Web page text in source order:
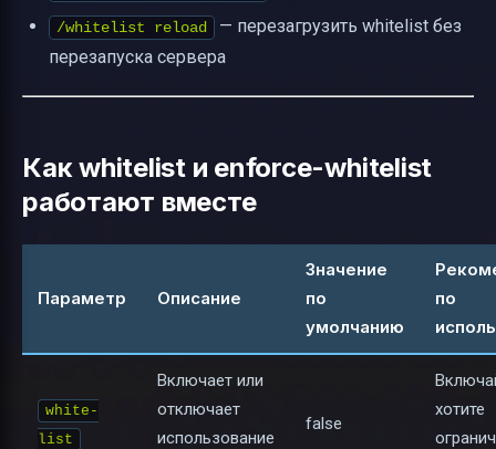
/whitelist reload
— перезагрузить whitelist без
перезапуска сервера
Как whitelist и enforce-whitelist
работают вместе
Параметр Описание
Значение
по
умолчанию
по
white-
list
Включает или
отключает
использование
false
хотите